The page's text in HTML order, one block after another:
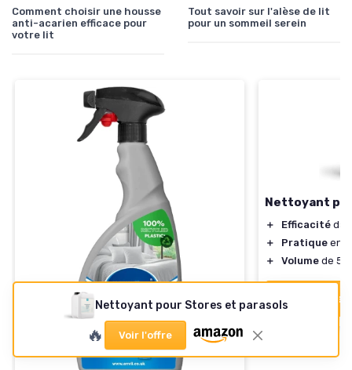
Comment choisir une housse
anti-acarien efficace pour
votre lit
Tout savoir sur l'alèse de lit
pour un sommeil serein
Nettoyant
＋ Efficacité
＋
Pratique en
＋
Volume de 5
Voir l'offre
Nettoyant pour Stores et parasols
🔥 Voir l'offre